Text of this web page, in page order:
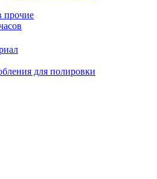
прочие
для полировки